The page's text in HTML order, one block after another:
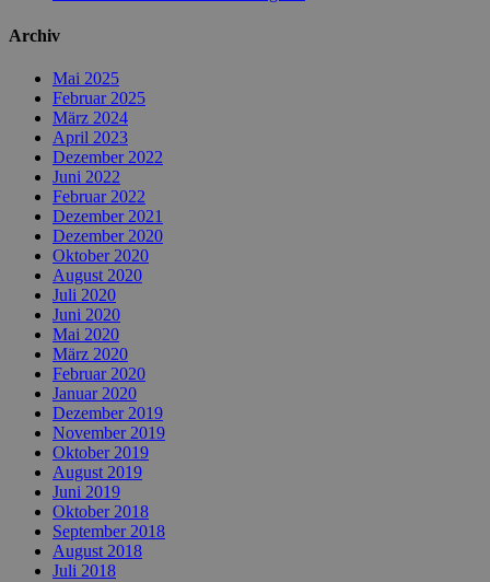
Archiv
Mai 2025
Februar 2025
März 2024
April 2023
Dezember 2022
Juni 2022
Februar 2022
Dezember 2021
Dezember 2020
Oktober 2020
August 2020
Juli 2020
Juni 2020
Mai 2020
März 2020
Februar 2020
Januar 2020
Dezember 2019
November 2019
Oktober 2019
August 2019
Juni 2019
Oktober 2018
September 2018
August 2018
Juli 2018